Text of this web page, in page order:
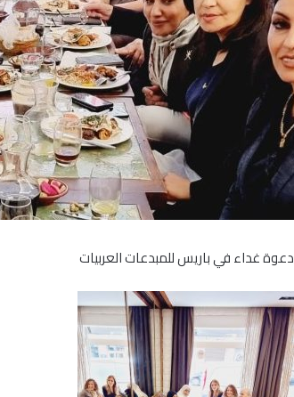
دعوة غداء في باريس للمبدعات العربيات